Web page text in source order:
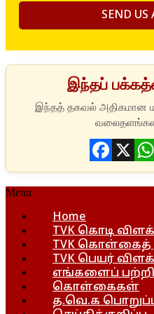
இந்தப்
Facebook
X
Menu
Home
TVK கொடி
TVK
TVK பெயர்
எங்களைப் பற்றி
கொள்கைகள்
த.வெ.க